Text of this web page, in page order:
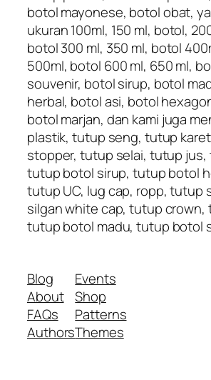
botol mayonese, botol obat,
ukuran 100ml, 150 ml, botol,
botol 300 ml, 350 ml, botol
500ml, botol 600 ml, 650 ml,
souvenir, botol sirup, botol
herbal, botol asi, botol
botol marjan, dan kami juga
plastik, tutup seng, tutup
stopper, tutup selai, tutup
tutup botol sirup, tutup botol
tutup UC, lug cap, ropp, tutup
silgan white cap, tutup crown,
tutup botol madu, tutup botol
Blog
About
FAQs
Authors
Events
Shop
Patterns
Themes